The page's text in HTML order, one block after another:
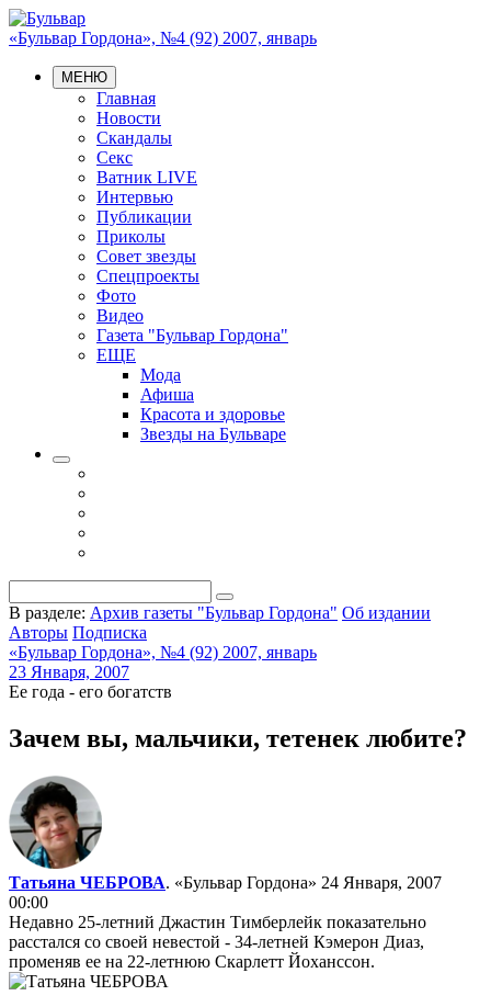
«Бульвар Гордона», №4 (92) 2007, январь
МЕНЮ
Главная
Новости
Скандалы
Секс
Ватник LIVE
Интервью
Публикации
Приколы
Совет звезды
Спецпроекты
Фото
Видео
Газета "Бульвар Гордона"
ЕЩЕ
Мода
Афиша
Красота и здоровье
Звезды на Бульваре
В разделе: Архив газеты "Бульвар Гордона" Об издании
Авторы Подписка
«Бульвар Гордона», №4 (92) 2007, январь
23 Января, 2007
Ее года - его богатств
Зачем вы, мальчики, тетенек любите?
Татьяна ЧЕБРОВА. «Бульвар Гордона» 24 Января, 2007
00:00
Недавно 25-летний Джастин Тимберлейк показательно
расстался со своей невестой - 34-летней Кэмерон Диаз,
променяв ее на 22-летнюю Скарлетт Йоханссон.